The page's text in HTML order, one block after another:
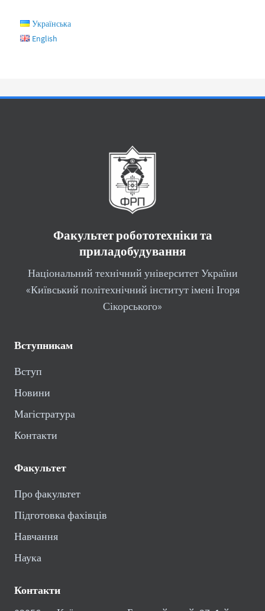
Українська
English
Факультет робототехніки та
приладобудування
Національний технічний університет України
«Київський політехнічний інститут імені Ігоря
Сікорського»
Вступникам
Вступ
Новини
Магістратура
Контакти
Факультет
Про факультет
Підготовка фахівців
Навчання
Наука
Контакти